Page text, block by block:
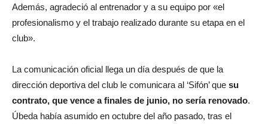
Además, agradeció al entrenador y a su equipo por «el
profesionalismo y el trabajo realizado durante su etapa en el
club».
La comunicación oficial llega un día después de que la
dirección deportiva del club le comunicara al ‘Sifón’ que su
contrato, que vence a finales de junio, no sería renovado.
Úbeda había asumido en octubre del año pasado, tras el